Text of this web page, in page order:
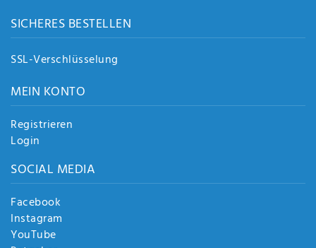
SICHERES BESTELLEN
SSL-Verschlüsselung
MEIN KONTO
Registrieren
Login
SOCIAL MEDIA
Facebook
Instagram
YouTube